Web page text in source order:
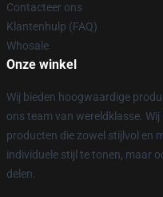
Contacteer ons
Klantenhulp (FAQ)
Whosale
Onze winkel
Wij bieden hoogwaardige
ons team van wereldklasse.
producten die zowel stijlvol en
individuele stijl te tonen, maar
delen.